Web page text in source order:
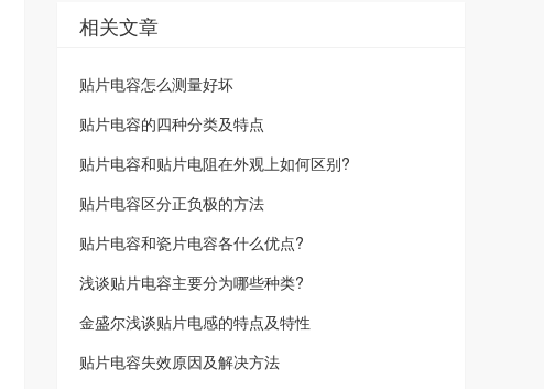
相关文章
贴片电容怎么测量好坏
贴片电容的四种分类及特点
贴片电容和贴片电阻在外观上如何区别?
贴片电容区分正负极的方法
贴片电容和瓷片电容各什么优点?
浅谈贴片电容主要分为哪些种类?
金盛尔浅谈贴片电感的特点及特性
贴片电容失效原因及解决方法